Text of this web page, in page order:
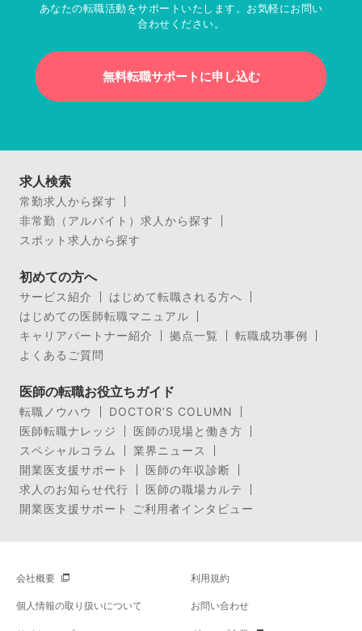
あなたの転職活動をサポートいたします。お気軽にお問い
合わせください。
無料転職サポートに申し込む
求人検索
常勤求人から探す
非常勤（アルバイト）求人から探す
スポット求人から探す
初めての方へ
サービス紹介
はじめて転職される方へ
はじめての医師転職マニュアル
キャリアパートナー紹介
拠点一覧
転職成功事例
よくあるご質問
医師の転職お役立ちガイド
転職ノウハウ
DOCTOR’S COLUMN
医師転職ナレッジ
医師の現場と働き方
スペシャルコラム
業界ニュース
開業医支援サポート
医師の年収診断
求人のお知らせ代行
医師の職場カルテ
開業医支援サポート ご利用者インタビュー
会社概要 利用規約
個人情報の取り扱いについて お問い合わせ